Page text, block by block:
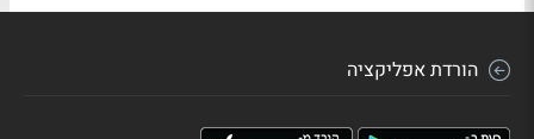
הורדת אפליקציה